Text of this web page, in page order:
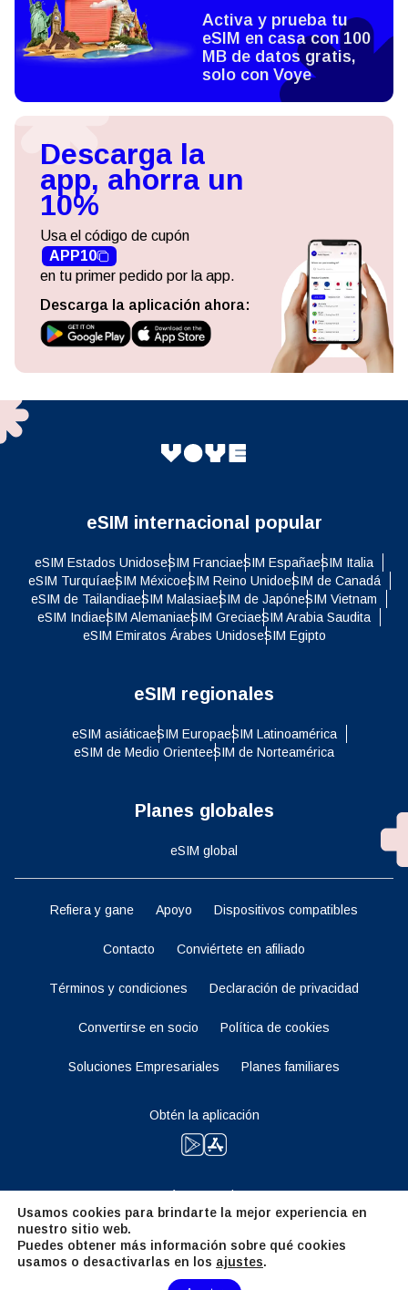
Activa y prueba tu
eSIM en casa con 100
MB de datos gratis,
solo con Voye
Descarga la
app, ahorra un
10%
Usa el código de cupón
APP10
en tu primer pedido por la app.
Descarga la aplicación ahora:
eSIM internacional popular
eSIM Estados UnidoseSIM FranciaeSIM EspañaeSIM Italia
eSIM TurquíaeSIM MéxicoeSIM Reino UnidoeSIM de Canadá
eSIM de TailandiaeSIM MalasiaeSIM de JapóneSIM Vietnam
eSIM IndiaeSIM AlemaniaeSIM GreciaeSIM Arabia Saudita
eSIM Emiratos Árabes UnidoseSIM Egipto
eSIM regionales
eSIM asiáticaeSIM EuropaeSIM Latinoamérica
eSIM de Medio OrienteeSIM de Norteamérica
Planes globales
eSIM global
Refiera y gane Apoyo Dispositivos compatibles
Contacto Conviértete en afiliado
Términos y condiciones Declaración de privacidad
Convertirse en socio Política de cookies
Soluciones Empresariales Planes familiares
Obtén la aplicación
Manténganse al tanto
Usamos cookies para brindarte la mejor experiencia en
nuestro sitio web.
Puedes obtener más información sobre qué cookies
usamos o desactivarlas en los ajustes.